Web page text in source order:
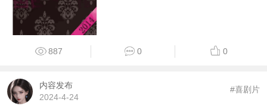
887 0 0
内容发布
2024-4-24
#喜剧片